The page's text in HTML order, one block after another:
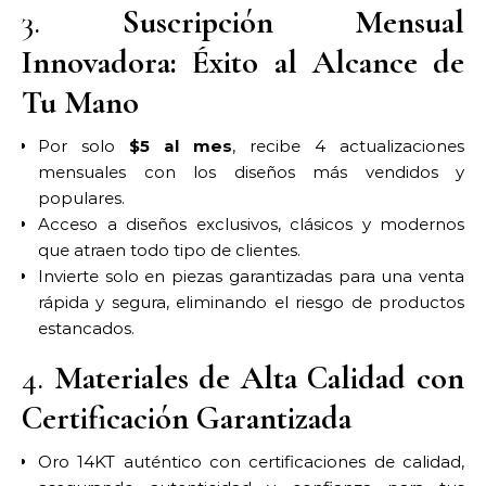
3. Suscripción Mensual
Innovadora: Éxito al Alcance de
Tu Mano
Por solo $5 al mes, recibe 4 actualizaciones
mensuales con los diseños más vendidos y
populares.
Acceso a diseños exclusivos, clásicos y modernos
que atraen todo tipo de clientes.
Invierte solo en piezas garantizadas para una venta
rápida y segura, eliminando el riesgo de productos
estancados.
4. Materiales de Alta Calidad con
Certificación Garantizada
Oro 14KT auténtico con certificaciones de calidad,